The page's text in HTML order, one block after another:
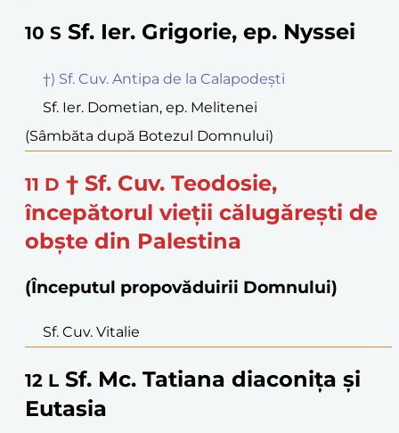
10 S Sf. Ier. Grigorie, ep. Nyssei
†) Sf. Cuv. Antipa de la Calapodești
Sf. Ier. Dometian, ep. Melitenei
(Sâmbăta după Botezul Domnului)
11 D † Sf. Cuv. Teodosie,
începătorul vieții călugărești de
obște din Palestina
(Începutul propovăduirii Domnului)
Sf. Cuv. Vitalie
12 L Sf. Mc. Tatiana diaconița și
Eutasia